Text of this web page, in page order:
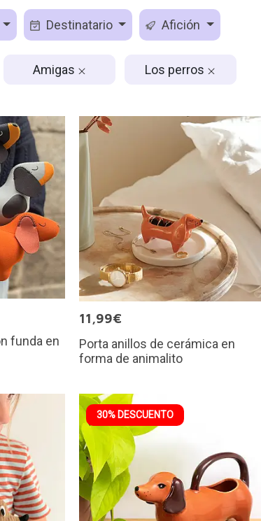
Destinatario Afición
Amigas Los perros
funda en
11,99€
Porta anillos de cerámica en
forma de animalito
30% DESCUENTO